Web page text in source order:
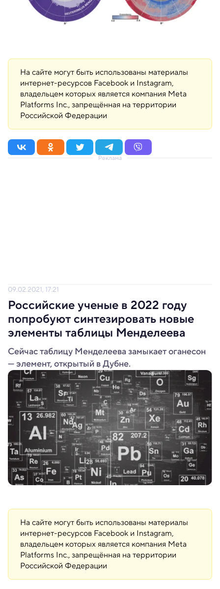
На сайте могут быть использованы материалы
интернет-ресурсов Facebook и Instagram,
владельцем которых является компания Meta
Platforms Inc., запрещённая на территории
Российской Федерации
Реклама
09.02.2021, 17:21
Российские ученые в 2022 году
попробуют синтезировать новые
элементы таблицы Менделеева
Сейчас таблицу Менделеева замыкает оганесон
— элемент, открытый в Дубне.
На сайте могут быть использованы материалы
интернет-ресурсов Facebook и Instagram,
владельцем которых является компания Meta
Platforms Inc., запрещённая на территории
Российской Федерации